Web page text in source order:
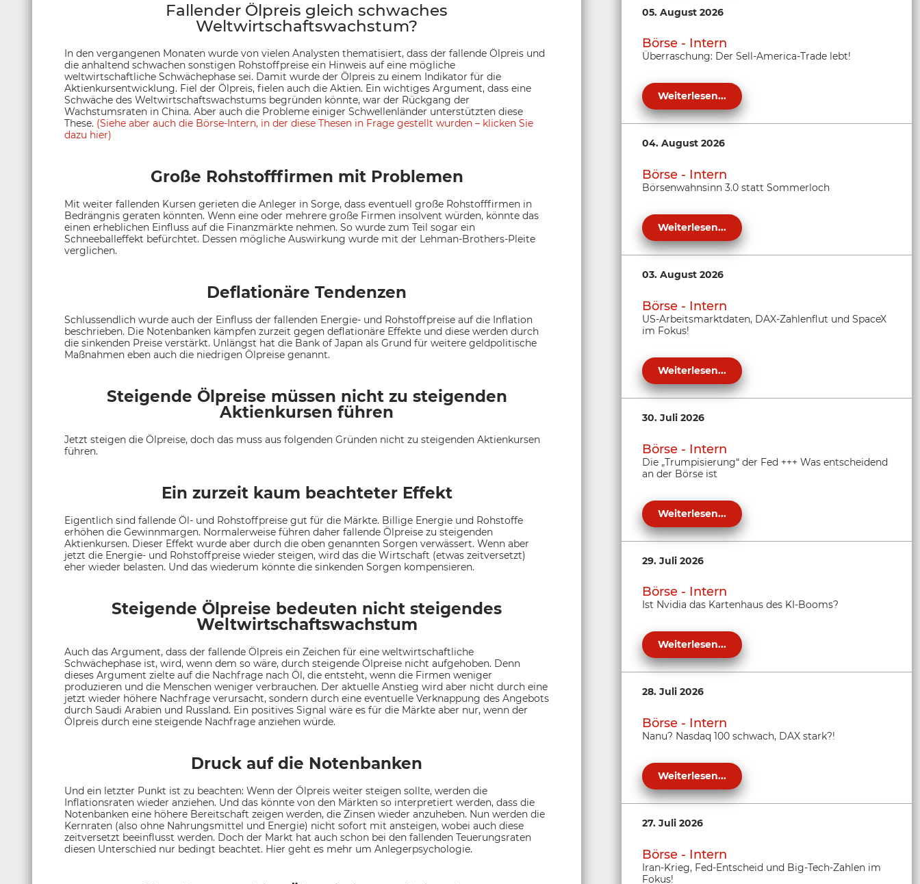
Fallender Ölpreis gleich schwaches
Weltwirtschaftswachstum?
In den vergangenen Monaten wurde von vielen Analysten thematisiert, dass der fallende Ölpreis und
die anhaltend schwachen sonstigen Rohstoffpreise ein Hinweis auf eine mögliche
weltwirtschaftliche Schwächephase sei. Damit wurde der Ölpreis zu einem Indikator für die
Aktienkursentwicklung. Fiel der Ölpreis, fielen auch die Aktien. Ein wichtiges Argument, dass eine
Schwäche des Weltwirtschaftswachstums begründen könnte, war der Rückgang der
Wachstumsraten in China. Aber auch die Probleme einiger Schwellenländer unterstützten diese
These. (Siehe aber auch die Börse-Intern, in der diese Thesen in Frage gestellt wurden – klicken Sie
dazu hier)
Große Rohstofffirmen mit Problemen
Mit weiter fallenden Kursen gerieten die Anleger in Sorge, dass eventuell große Rohstofffirmen in
Bedrängnis geraten könnten. Wenn eine oder mehrere große Firmen insolvent würden, könnte das
einen erheblichen Einfluss auf die Finanzmärkte nehmen. So wurde zum Teil sogar ein
Schneeballeffekt befürchtet. Dessen mögliche Auswirkung wurde mit der Lehman-Brothers-Pleite
verglichen.
Deflationäre Tendenzen
Schlussendlich wurde auch der Einfluss der fallenden Energie- und Rohstoffpreise auf die Inflation
beschrieben. Die Notenbanken kämpfen zurzeit gegen deflationäre Effekte und diese werden durch
die sinkenden Preise verstärkt. Unlängst hat die Bank of Japan als Grund für weitere geldpolitische
Maßnahmen eben auch die niedrigen Ölpreise genannt.
Steigende Ölpreise müssen nicht zu steigenden
Aktienkursen führen
Jetzt steigen die Ölpreise, doch das muss aus folgenden Gründen nicht zu steigenden Aktienkursen
führen.
Ein zurzeit kaum beachteter Effekt
Eigentlich sind fallende Öl- und Rohstoffpreise gut für die Märkte. Billige Energie und Rohstoffe
erhöhen die Gewinnmargen. Normalerweise führen daher fallende Ölpreise zu steigenden
Aktienkursen. Dieser Effekt wurde aber durch die oben genannten Sorgen verwässert. Wenn aber
jetzt die Energie- und Rohstoffpreise wieder steigen, wird das die Wirtschaft (etwas zeitversetzt)
eher wieder belasten. Und das wiederum könnte die sinkenden Sorgen kompensieren.
Steigende Ölpreise bedeuten nicht steigendes
Weltwirtschaftswachstum
Auch das Argument, dass der fallende Ölpreis ein Zeichen für eine weltwirtschaftliche
Schwächephase ist, wird, wenn dem so wäre, durch steigende Ölpreise nicht aufgehoben. Denn
dieses Argument zielte auf die Nachfrage nach Öl, die entsteht, wenn die Firmen weniger
produzieren und die Menschen weniger verbrauchen. Der aktuelle Anstieg wird aber nicht durch eine
jetzt wieder höhere Nachfrage verursacht, sondern durch eine eventuelle Verknappung des Angebots
durch Saudi Arabien und Russland. Ein positives Signal wäre es für die Märkte aber nur, wenn der
Ölpreis durch eine steigende Nachfrage anziehen würde.
Druck auf die Notenbanken
Und ein letzter Punkt ist zu beachten: Wenn der Ölpreis weiter steigen sollte, werden die
Inflationsraten wieder anziehen. Und das könnte von den Märkten so interpretiert werden, dass die
Notenbanken eine höhere Bereitschaft zeigen werden, die Zinsen wieder anzuheben. Nun werden die
Kernraten (also ohne Nahrungsmittel und Energie) nicht sofort mit ansteigen, wobei auch diese
zeitversetzt beeinflusst werden. Doch der Markt hat auch schon bei den fallenden Teuerungsraten
diesen Unterschied nur bedingt beachtet. Hier geht es mehr um Anlegerpsychologie.
05. August 2026
Börse - Intern
Überraschung: Der Sell-America-Trade lebt!
Weiterlesen...
04. August 2026
Börse - Intern
Börsenwahnsinn 3.0 statt Sommerloch
Weiterlesen...
03. August 2026
Börse - Intern
US-Arbeitsmarktdaten, DAX-Zahlenflut und SpaceX
im Fokus!
Weiterlesen...
30. Juli 2026
Börse - Intern
Die „Trumpisierung“ der Fed +++ Was entscheidend
an der Börse ist
Weiterlesen...
29. Juli 2026
Börse - Intern
Ist Nvidia das Kartenhaus des KI-Booms?
Weiterlesen...
28. Juli 2026
Börse - Intern
Nanu? Nasdaq 100 schwach, DAX stark?!
Weiterlesen...
27. Juli 2026
Börse - Intern
Iran-Krieg, Fed-Entscheid und Big-Tech-Zahlen im
Fokus!